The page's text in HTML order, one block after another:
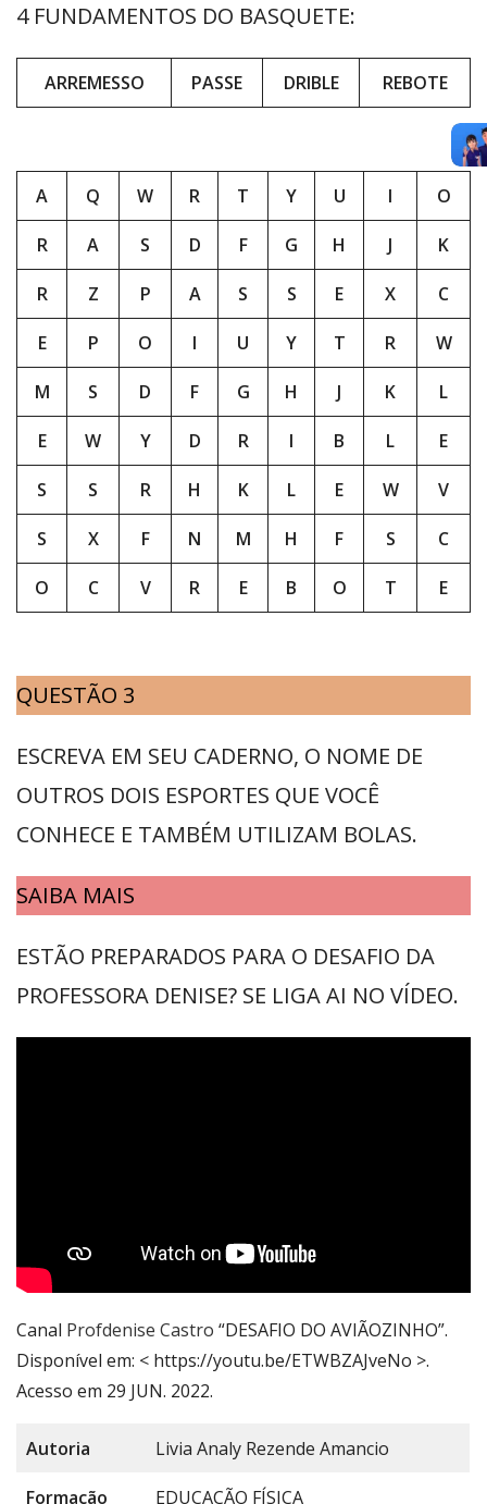
4 FUNDAMENTOS DO BASQUETE:
ARREMESSO PASSE DRIBLE REBOTE
A Q W R T Y U I O
R A S D F G H J K
R Z P A S S E X C
E P O I U Y T R W
M S D F G H J K L
E W Y D R I B L E
S S R H K L E W V
S X F N M H F S C
O C V R E B O T E
QUESTÃO 3
ESCREVA EM SEU CADERNO, O NOME DE
OUTROS DOIS ESPORTES QUE VOCÊ
CONHECE E TAMBÉM UTILIZAM BOLAS.
SAIBA MAIS
ESTÃO PREPARADOS PARA O DESAFIO DA
PROFESSORA DENISE? SE LIGA AI NO VÍDEO.
Canal Profdenise Castro “DESAFIO DO AVIÃOZINHO”.
Disponível em: < https://youtu.be/ETWBZAJveNo >.
Acesso em 29 JUN. 2022.
Autoria Livia Analy Rezende Amancio
Formação EDUCAÇÃO FÍSICA